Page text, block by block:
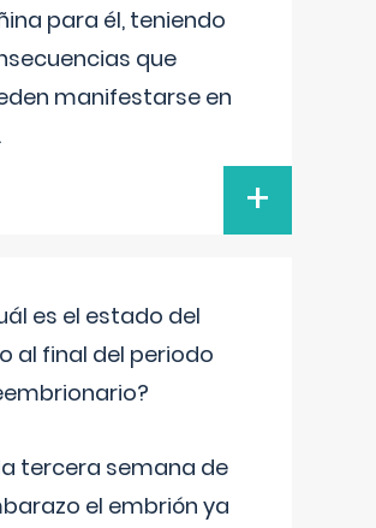
para él, teniendo
que
manifestarse en
+
es el estado del
al final del periodo
tercera semana de
el embrión ya